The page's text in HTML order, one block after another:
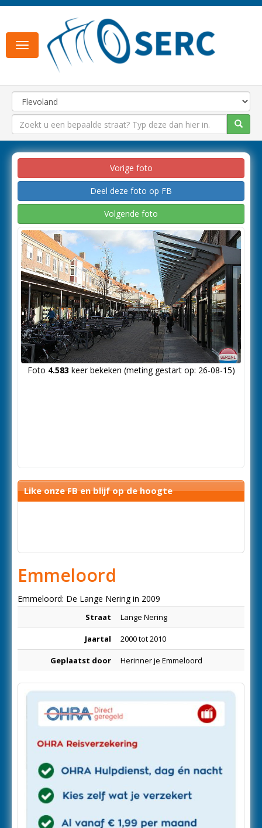
Toggle
navigation
Vorige foto
Deel deze foto op FB
Volgende foto
Foto 4.583 keer bekeken (meting gestart op: 26-08-15)
Like onze FB en blijf op de hoogte
Emmeloord
Emmeloord: De Lange Nering in 2009
Straat Lange Nering
Jaartal 2000 tot 2010
Geplaatst door Herinner je Emmeloord